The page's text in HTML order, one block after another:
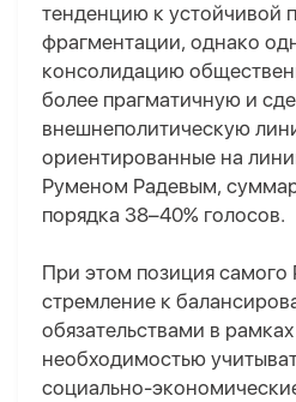
тенденцию к устойчивой
фрагментации, однако
консолидацию
более прагматичную и
внешнеполитическую
ориентированные на
Руменом Радевым,
порядка 38–40% голосов.
При этом позиция самого
стремление к
обязательствами в
необходимостью
социально-